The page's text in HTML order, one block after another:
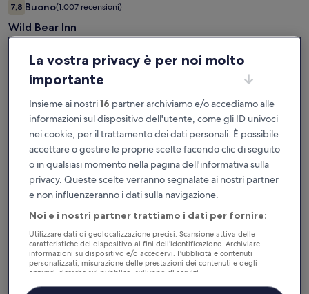
fotografica
di
Wild
Bear
7,87,8 su 10, Buono, (1.007 recensioni)
Buono(1.007 recensioni)
Wild Bear Inn
Pigeon Forge
Tariffa per soli iscritti disponibile
prezzo
314 €
314 €Il
prezzo
628 €,
ottieni
maggiori
informazioni
sulla
tariffa
standard.
628 €
per 2 notti, 1 camera
tasse e oneri inclusi
Accedi per scoprire la tariffa per soli iscritti
Galleria
Hotel
Kilbourne
Downtown
VIP Access
9,0 su 10, Meraviglioso, (723 recensioni)
Meraviglioso(723 recensioni)
Hotel Kilbourne Downtown Sandusky
Sandusky
prezzo
Hotel Kilbourne Downtown Sandusky
La vostra privacy è per noi molto
importante
Insieme ai nostri16 partner archiviamo e/o accediamo alle
informazioni sul dispositivo dell'utente, come gli ID univoci
nei cookie, per il trattamento dei dati personali. È possibile
accettare o gestire le proprie scelte facendo clic di seguito
o in qualsiasi momento nella pagina dell'informativa sulla
privacy. Queste scelte verranno segnalate ai nostri partner
e non influenzeranno i dati sulla navigazione.
Noi e i nostri partner trattiamo i dati per fornire:
Utilizzare dati di geolocalizzazione precisi. Scansione attiva delle
caratteristiche del dispositivo ai fini dell’identificazione. Archiviare
informazioni su dispositivo e/o accedervi. Pubblicità e contenuti
personalizzati, misurazione delle prestazioni dei contenuti e degli
annunci, ricerche sul pubblico, sviluppo di servizi.
Elenco dei partner (fornitori)